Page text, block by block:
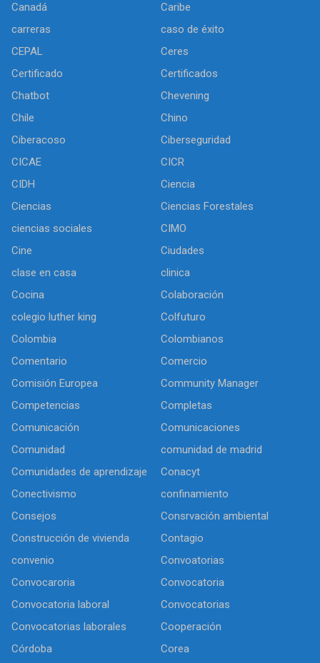
Canadá
Caribe
carreras
caso de éxito
CEPAL
Ceres
Certificado
Certificados
Chatbot
Chevening
Chile
Chino
Ciberacoso
Ciberseguridad
CICAE
CICR
CIDH
Ciencia
Ciencias
Ciencias Forestales
ciencias sociales
CIMO
Cine
Ciudades
clase en casa
clinica
Cocina
Colaboración
colegio luther king
Colfuturo
Colombia
Colombianos
Comentario
Comercio
Comisión Europea
Community Manager
Competencias
Completas
Comunicación
Comunicaciones
Comunidad
comunidad de madrid
Comunidades de aprendizaje
Conacyt
Conectivismo
confinamiento
Consejos
Consrvación ambiental
Construcción de vivienda
Contagio
convenio
Convoatorias
Convocaroria
Convocatoria
Convocatoria laboral
Convocatorias
Convocatorias laborales
Cooperación
Córdoba
Corea